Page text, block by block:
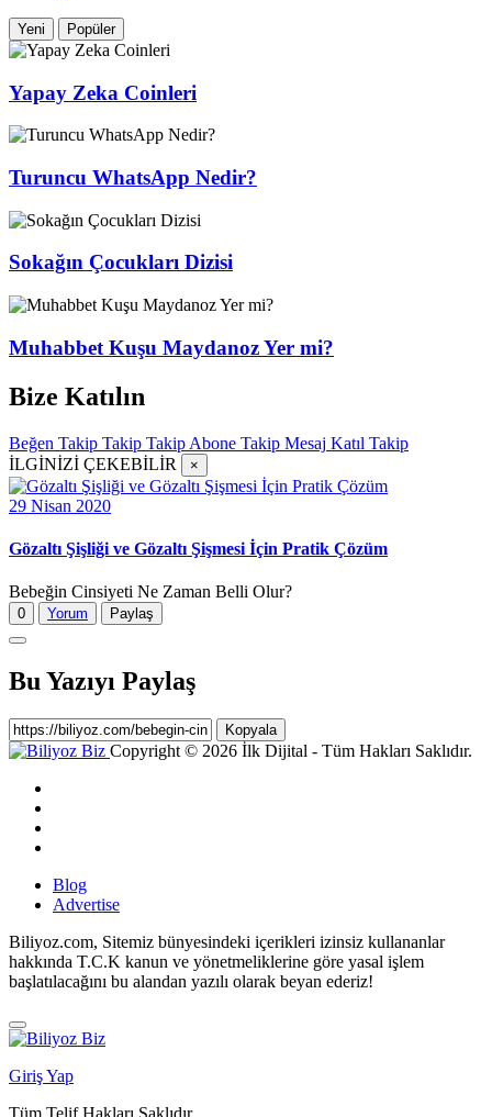
Yeni Popüler
Yapay Zeka Coinleri
Turuncu WhatsApp Nedir?
Sokağın Çocukları Dizisi
Muhabbet Kuşu Maydanoz Yer mi?
Bize Katılın
Beğen Takip Takip Takip Abone Takip Mesaj Katıl Takip
İLGİNİZİ ÇEKEBİLİR
×
29 Nisan 2020
Gözaltı Şişliği ve Gözaltı Şişmesi İçin Pratik Çözüm
Bebeğin Cinsiyeti Ne Zaman Belli Olur?
0 Yorum Paylaş
Bu Yazıyı Paylaş
Kopyala
Copyright © 2026 İlk Dijital - Tüm Hakları Saklıdır.
Blog
Advertise
Biliyoz.com, Sitemiz bünyesindeki içerikleri izinsiz kullananlar
hakkında T.C.K kanun ve yönetmeliklerine göre yasal işlem
başlatılacağını bu alandan yazılı olarak beyan ederiz!
Giriş Yap
Tüm Telif Hakları Saklıdır.